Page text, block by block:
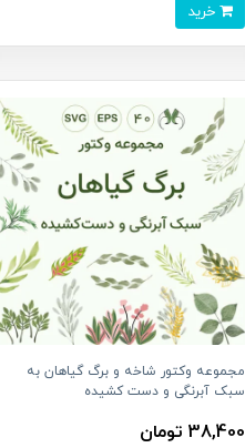
خرید
مجموعه وکتور شاخه و برگ گیاهان به
سبک آبرنگی و دست کشیده
38,400 تومان